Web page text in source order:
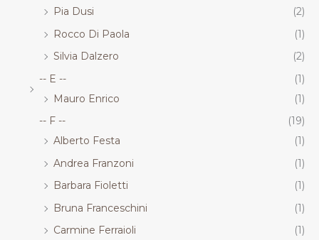
Pia Dusi
(2)
Rocco Di Paola
(1)
Silvia Dalzero
(2)
-- E --
(1)
Mauro Enrico
(1)
-- F --
(19)
Alberto Festa
(1)
Andrea Franzoni
(1)
Barbara Fioletti
(1)
Bruna Franceschini
(1)
Carmine Ferraioli
(1)